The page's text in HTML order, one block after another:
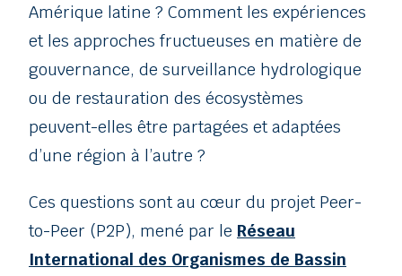
Amérique latine ? Comment les expériences
et les approches fructueuses en matière de
gouvernance, de surveillance hydrologique
ou de restauration des écosystèmes
peuvent-elles être partagées et adaptées
d’une région à l’autre ?
Ces questions sont au cœur du projet Peer-
to-Peer (P2P), mené par le Réseau
International des Organismes de Bassin